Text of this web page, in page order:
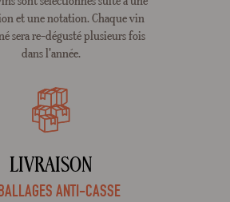
et une notation. Chaque vin
sera re-dégusté plusieurs fois
dans l'année.
LIVRAISON
ANTI-CASSE